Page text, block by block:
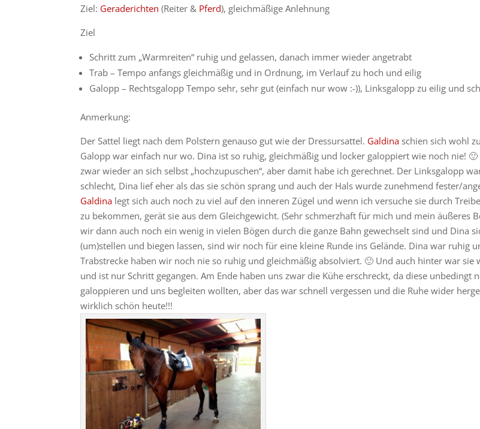
Ziel: Geraderichten (Reiter & Pferd), gleichmäßige Anlehnung
Ziel
Schritt zum „Warmreiten“ ruhig und gelassen, danach immer wieder angetrabt
Trab – Tempo anfangs gleichmäßig und in Ordnung, im Verlauf zu hoch und eilig
Galopp – Rechtsgalopp Tempo sehr, sehr gut (einfach nur wow :-)), Linksgalopp zu eilig und
Anmerkung:
Der Sattel liegt nach dem Polstern genauso gut wie der Dressursattel. Galdina schien sich wohl
Galopp war einfach nur wo. Dina ist so ruhig, gleichmäßig und locker galoppiert wie noch nie! 🙂
zwar wieder an sich selbst „hochzupuschen“, aber damit habe ich gerechnet. Der Linksgalopp
schlecht, Dina lief eher als das sie schön sprang und auch der Hals wurde zunehmend fester/
Galdina legt sich auch noch zu viel auf den inneren Zügel und wenn ich versuche sie durch
zu bekommen, gerät sie aus dem Gleichgewicht. (Sehr schmerzhaft für mich und mein äußeres
wir dann auch noch ein wenig in vielen Bögen durch die ganze Bahn gewechselt sind und Dina
(um)stellen und biegen lassen, sind wir noch für eine kleine Runde ins Gelände. Dina war ruhig
Trabstrecke haben wir noch nie so ruhig und gleichmäßig absolviert. 🙂 Und auch hinter war sie
und ist nur Schritt gegangen. Am Ende haben uns zwar die Kühe erschreckt, da diese unbedingt
galoppieren und uns begleiten wollten, aber das war schnell vergessen und die Ruhe wider
wirklich schön heute!!!